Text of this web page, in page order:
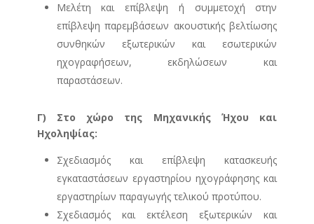
Μελέτη και επίβλεψη ή συμμετοχή στην
επίβλεψη παρεμβάσεων ακουστικής βελτίωσης
συνθηκών εξωτερικών και εσωτερικών
ηχογραφήσεων, εκδηλώσεων και
παραστάσεων.
Γ) Στο χώρο της Μηχανικής Ήχου και
Ηχοληψίας:
Σχεδιασμός και επίβλεψη κατασκευής
εγκαταστάσεων εργαστηρίου ηχογράφησης και
εργαστηρίων παραγωγής τελικού προτύπου.
Σχεδιασμός και εκτέλεση εξωτερικών και